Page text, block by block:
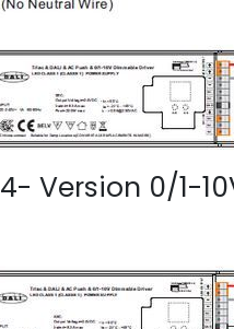
4- Version 0/1-